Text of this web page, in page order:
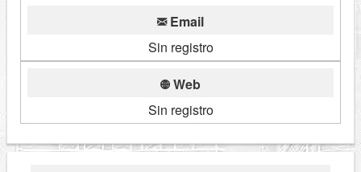
Email
Sin registro
Web
Sin registro